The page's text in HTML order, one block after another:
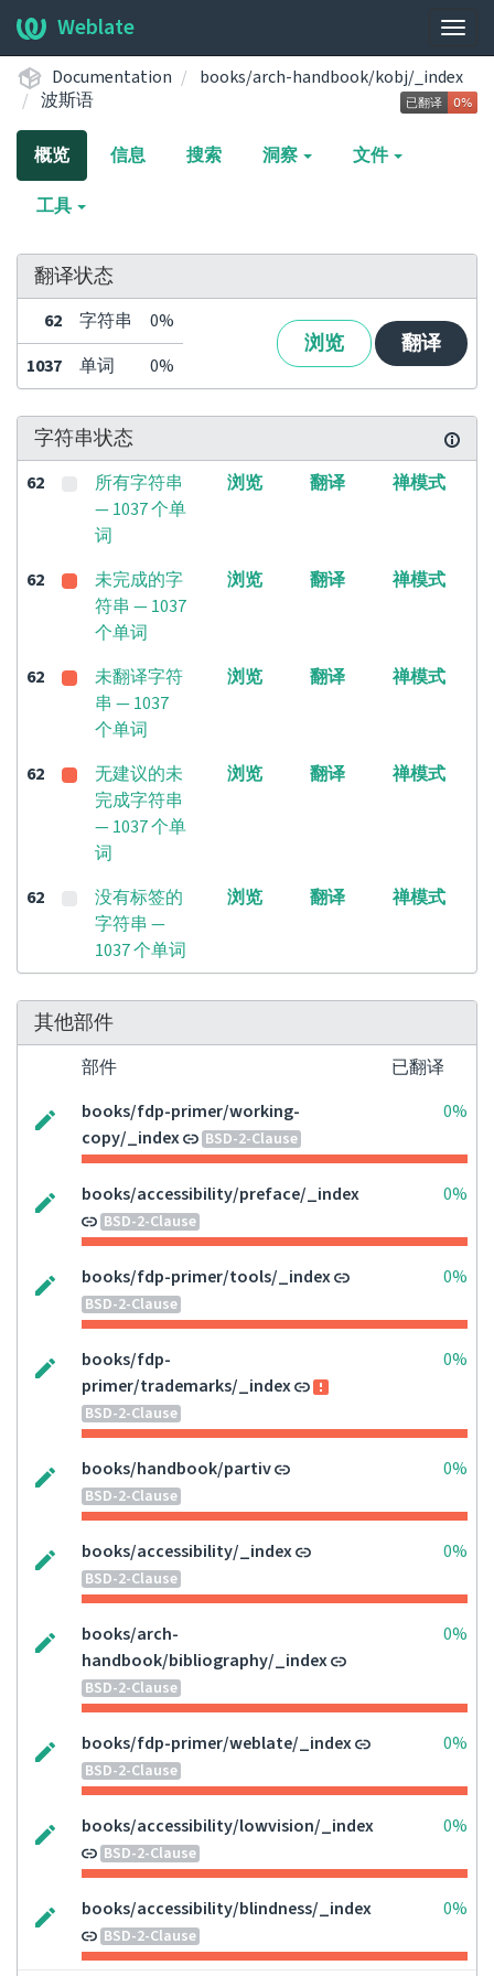
展
开/
收
起
Weblate
Documentation
books/arch-handbook/kobj/_index
波斯语
概览 信息 搜索 洞察 文件
工具
翻译状态
62 字符串 0%
浏览 翻译
1037 单词 0%
字符串状态
62
所有字符串
— 1037 个单
词
浏览 翻译 禅模式
62
未完成的字
符串 — 1037
个单词
浏览 翻译 禅模式
62
未翻译字符
串 — 1037
个单词
浏览 翻译 禅模式
62
无建议的未
完成字符串
— 1037 个单
词
浏览 翻译 禅模式
62
没有标签的
字符串 —
1037 个单词
浏览 翻译 禅模式
其他部件
部件
已翻译
books/fdp-primer/working-
copy/_index
BSD-2-Clause
0%
books/accessibility/preface/_index
BSD-2-Clause
0%
books/fdp-primer/tools/_index
BSD-2-Clause
0%
books/fdp-
primer/trademarks/_index
BSD-2-Clause
0%
books/handbook/partiv
BSD-2-Clause
0%
books/accessibility/_index
BSD-2-Clause
0%
books/arch-
handbook/bibliography/_index
BSD-2-Clause
0%
books/fdp-primer/weblate/_index
BSD-2-Clause
0%
books/accessibility/lowvision/_index
BSD-2-Clause
0%
books/accessibility/blindness/_index
BSD-2-Clause
0%